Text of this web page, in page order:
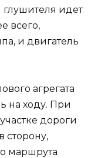
глушителя идет
всего,
и двигатель
агрегата
на ходу. При
дороги
сторону,
маршрута